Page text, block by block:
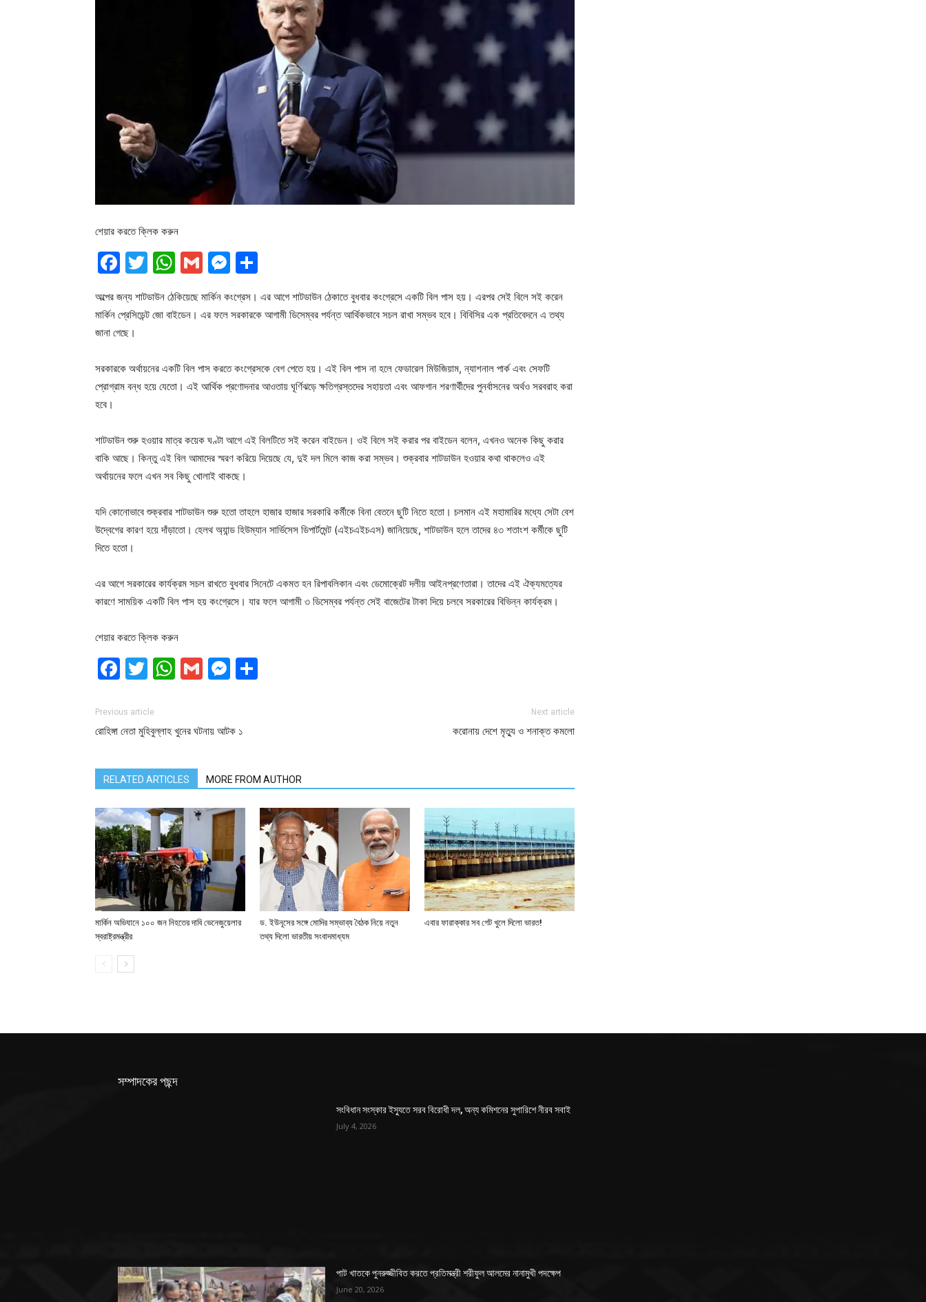
শেয়ার করতে ক্লিক করুন
Facebook
Twitter
WhatsApp
GmailMessenger
অল্পের জন্য শাটডাউন ঠেকিয়েছে মার্কিন কংগ্রেস। এর আগে শাটডাউন ঠেকাতে বুধবার কংগ্রেসে একটি বিল পাস হয়। এরপর সেই বিলে সই করেন
মার্কিন প্রেসিডেন্ট জো বাইডেন। এর ফলে সরকারকে আগামী ডিসেম্বর পর্যন্ত আর্থিকভাবে সচল রাখা সম্ভব হবে। বিবিসির এক প্রতিবেদনে এ তথ্য
জানা গেছে।
সরকারকে অর্থায়নের একটি বিল পাস করতে কংগ্রেসকে বেগ পেতে হয়। এই বিল পাস না হলে ফেডারেল মিউজিয়াম, ন্যাশনাল পার্ক এবং সেফটি
প্রোগ্রাম বন্ধ হয়ে যেতো। এই আর্থিক প্রণোদনার আওতায় ঘূর্ণিঝড়ে ক্ষতিগ্রস্তদের সহায়তা এবং আফগান শরণার্থীদের পুনর্বাসনের অর্থও সরবরাহ করা
হবে।
শাটডাউন শুরু হওয়ার মাত্র কয়েক ঘণ্টা আগে এই বিলটিতে সই করেন বাইডেন। ওই বিলে সই করার পর বাইডেন বলেন, এখনও অনেক কিছু করার
বাকি আছে। কিন্তু এই বিল আমাদের স্মরণ করিয়ে দিয়েছে যে, দুই দল মিলে কাজ করা সম্ভব। শুক্রবার শাটডাউন হওয়ার কথা থাকলেও এই
অর্থায়নের ফলে এখন সব কিছু খোলাই থাকছে।
যদি কোনোভাবে শুক্রবার শাটডাউন শুরু হতো তাহলে হাজার হাজার সরকারি কর্মীকে বিনা বেতনে ছুটি নিতে হতো। চলমান এই মহামারির মধ্যে সেটা বেশ
উদ্বেগের কারণ হয়ে দাঁড়াতো। হেলথ অ্যান্ড হিউম্যান সার্ভিসেস ডিপার্টমেন্ট (এইচএইচএস) জানিয়েছে, শাটডাউন হলে তাদের ৪৩ শতাংশ কর্মীকে ছুটি
দিতে হতো।
এর আগে সরকারের কার্যক্রম সচল রাখতে বুধবার সিনেটে একমত হন রিপাবলিকান এবং ডেমোক্রেট দলীয় আইনপ্রণেতারা। তাদের এই ঐক্যমত্যের
কারণে সাময়িক একটি বিল পাস হয় কংগ্রেসে। যার ফলে আগামী ৩ ডিসেম্বর পর্যন্ত সেই বাজেটের টাকা দিয়ে চলবে সরকারের বিভিন্ন কার্যক্রম।
শেয়ার করতে ক্লিক করুন
Facebook
Twitter
WhatsApp
GmailMessenger
Previous article
রোহিঙ্গা নেতা মুহিবুল্লাহ খুনের ঘটনায় আটক ১
Next article
করোনায় দেশে মৃত্যু ও শনাক্ত কমলো
RELATED ARTICLES MORE FROM AUTHOR
মার্কিন অভিযানে ১০০ জন নিহতের দাবি ভেনেজুয়েলার
স্বরাষ্ট্রমন্ত্রীর
ড. ইউনূসের সঙ্গে মোদির সম্ভাব্য বৈঠক নিয়ে নতুন
তথ্য দিলো ভারতীয় সংবাদমাধ্যম
এবার ফারাক্কার সব গেট খুলে দিলো ভারত!
সম্পাদকের পছন্দ
সংবিধান সংস্কার ইস্যুতে সরব বিরোধী দল, অন্য কমিশনের সুপারিশে নীরব সবাই
July 4, 2026
পাট খাতকে পুনরুজ্জীবিত করতে প্রতিমন্ত্রী শরীফুল আলমের নানামুখী পদক্ষেপ
June 20, 2026